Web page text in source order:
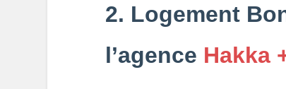
2. Logement
l’agence Hakka